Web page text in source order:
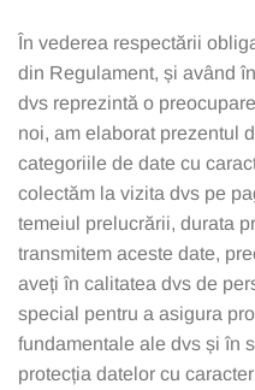
În vederea respectării
din Regulament, și având
dvs reprezintă o
noi, am elaborat prezentul
categoriile de date cu
colectăm la vizita dvs pe
temeiul prelucrării, durata
transmitem aceste date,
aveți în calitatea dvs de
special pentru a asigura
fundamentale ale dvs și în
protecția datelor cu